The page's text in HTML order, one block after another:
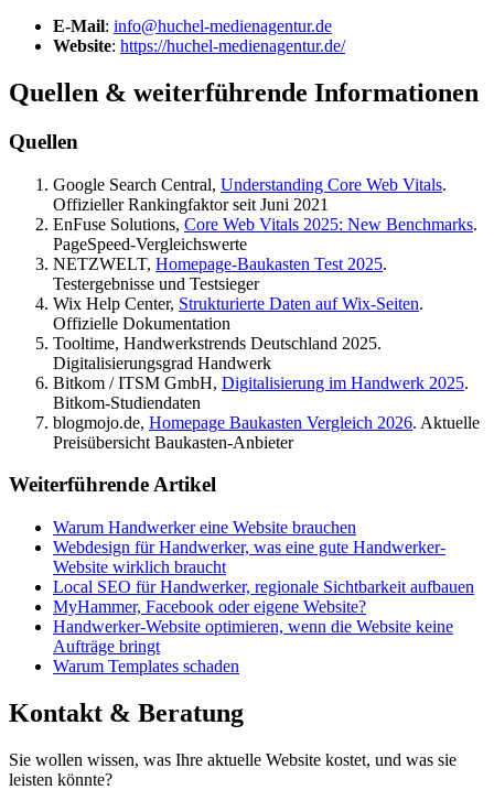
E-Mail: info@huchel-medienagentur.de
Website: https://huchel-medienagentur.de/
Quellen & weiterführende Informationen
Quellen
Google Search Central, Understanding Core Web Vitals.
Offizieller Rankingfaktor seit Juni 2021
EnFuse Solutions, Core Web Vitals 2025: New Benchmarks.
PageSpeed-Vergleichswerte
NETZWELT, Homepage-Baukasten Test 2025.
Testergebnisse und Testsieger
Wix Help Center, Strukturierte Daten auf Wix-Seiten.
Offizielle Dokumentation
Tooltime, Handwerkstrends Deutschland 2025.
Digitalisierungsgrad Handwerk
Bitkom / ITSM GmbH, Digitalisierung im Handwerk 2025.
Bitkom-Studiendaten
blogmojo.de, Homepage Baukasten Vergleich 2026. Aktuelle
Preisübersicht Baukasten-Anbieter
Weiterführende Artikel
Warum Handwerker eine Website brauchen
Webdesign für Handwerker, was eine gute Handwerker-
Website wirklich braucht
Local SEO für Handwerker, regionale Sichtbarkeit aufbauen
MyHammer, Facebook oder eigene Website?
Handwerker-Website optimieren, wenn die Website keine
Aufträge bringt
Warum Templates schaden
Kontakt & Beratung
Sie wollen wissen, was Ihre aktuelle Website kostet, und was sie
leisten könnte?